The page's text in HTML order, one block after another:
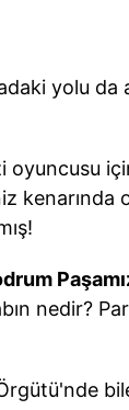
yolu da
oyuncusu
kenarında
nedir?